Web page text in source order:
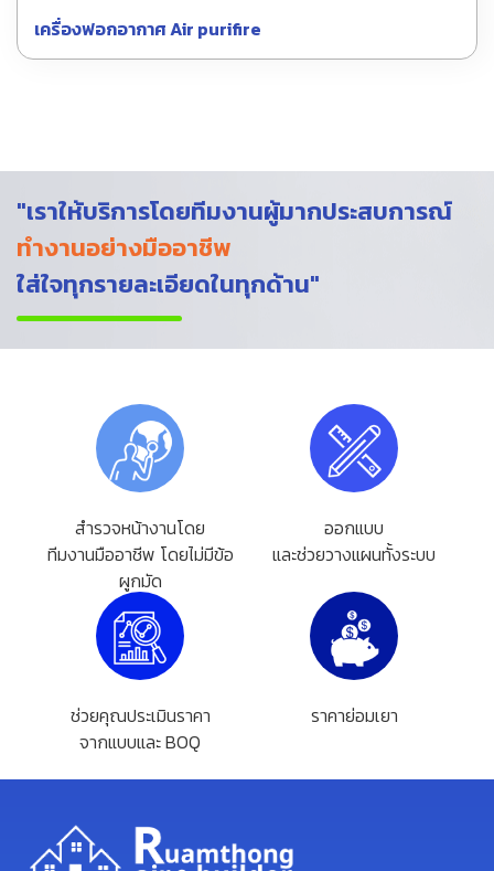
เครื่องฟอกอากาศ Air purifire
"เราให้บริการโดยทีมงานผู้มากประสบการณ์
ทำงานอย่างมืออาชีพ
ใส่ใจทุกรายละเอียดในทุกด้าน"
สำรวจหน้างานโดย
ทีมงานมืออาชีพ โดยไม่มีข้อ
ผูกมัด
ออกแบบ
และช่วยวางแผนทั้งระบบ
ช่วยคุณประเมินราคา
จากแบบและ BOQ
ราคาย่อมเยา